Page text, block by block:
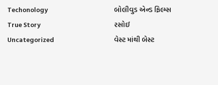
Techonology
True Story
Uncategorized
બોલીવુડ એન્ડ ફિલ્મ્સ
રસોઈ
વેસ્ટ માંથી બેસ્ટ